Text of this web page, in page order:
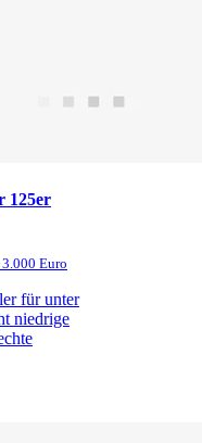
125er
Euro
für unter
niedrige